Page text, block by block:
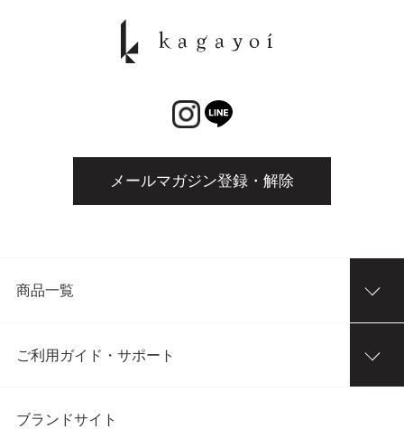
メールマガジン登録・解除
商品一覧
ご利用ガイド・サポート
ブランドサイト